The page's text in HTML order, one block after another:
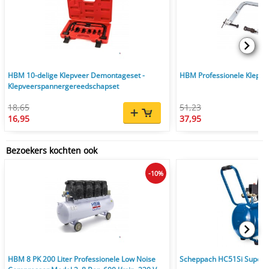
HBM 10-delige Klepveer Demontageset -
Klepveerspannergereedschapset
18,65
16,95
HBM Professionele
51,23
37,95
Bezoekers kochten ook
HBM 8 PK 200 Liter Professionele Low Noise
-10%
Scheppach HC51Si Super